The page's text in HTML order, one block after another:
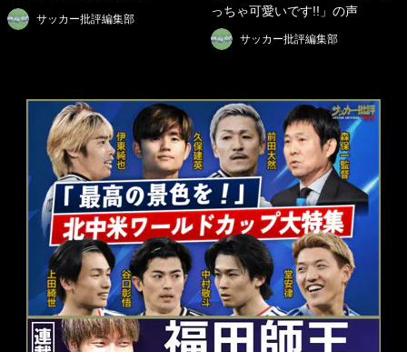
サッカー批評編集部
っちゃ可愛いです!!」の声
サッカー批評編集部